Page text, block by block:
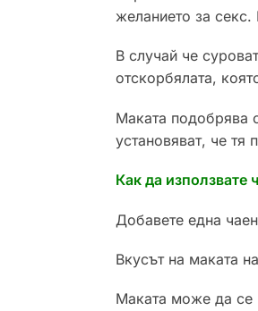
желанието за секс.
В случай че
отскорбялата,
Маката подобрява
установяват, че тя
Как да използвате
Добавете една
Вкусът на маката
Маката може да се